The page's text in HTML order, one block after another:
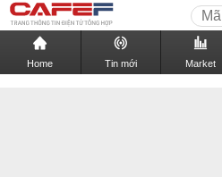
Home Tin mới Market